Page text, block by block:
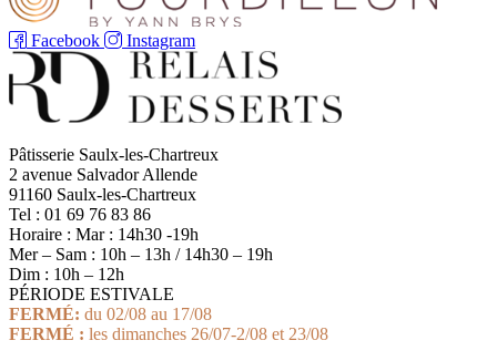
Facebook Instagram
Pâtisserie Saulx-les-Chartreux
2 avenue Salvador Allende
91160 Saulx-les-Chartreux
Tel : 01 69 76 83 86
Horaire : Mar : 14h30 -19h
Mer – Sam : 10h – 13h / 14h30 – 19h
Dim : 10h – 12h
PÉRIODE ESTIVALE
FERMÉ: du 02/08 au 17/08
FERMÉ : les dimanches 26/07-2/08 et 23/08